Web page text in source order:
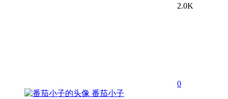
2.0K
0
番茄小子